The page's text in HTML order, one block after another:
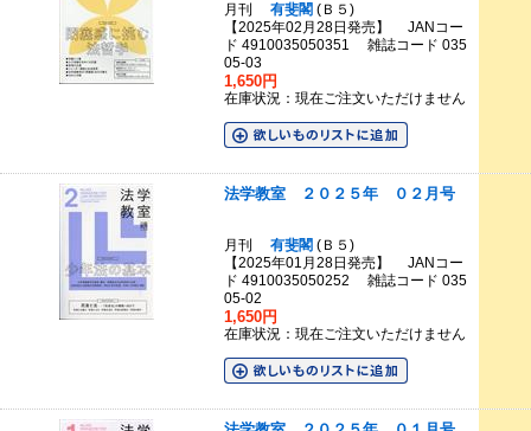
月刊 有斐閣 (Ｂ５)
【2025年02月28日発売】 JANコー
ド 4910035050351 雑誌コード 035
05-03
1,650円
在庫状況：現在ご注文いただけません
法学教室 ２０２５年 ０２月号
月刊 有斐閣 (Ｂ５)
【2025年01月28日発売】 JANコー
ド 4910035050252 雑誌コード 035
05-02
1,650円
在庫状況：現在ご注文いただけません